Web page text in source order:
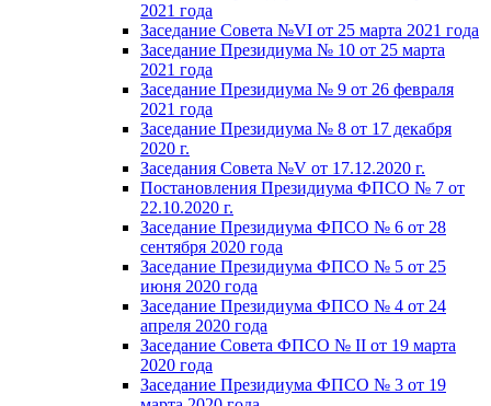
2021 года
Заседание Совета №VI от 25 марта 2021 года
Заседание Президиума № 10 от 25 марта
2021 года
Заседание Президиума № 9 от 26 февраля
2021 года
Заседание Президиума № 8 от 17 декабря
2020 г.
Заседания Совета №V от 17.12.2020 г.
Постановления Президиума ФПСО № 7 от
22.10.2020 г.
Заседание Президиума ФПСО № 6 от 28
сентября 2020 года
Заседание Президиума ФПСО № 5 от 25
июня 2020 года
Заседание Президиума ФПСО № 4 от 24
апреля 2020 года
Заседание Совета ФПСО № II от 19 марта
2020 года
Заседание Президиума ФПСО № 3 от 19